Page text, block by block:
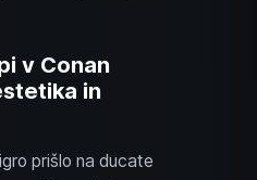
v Conan
in
prišlo na ducate